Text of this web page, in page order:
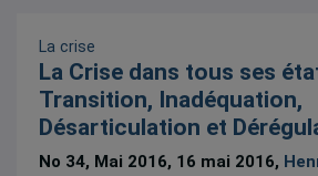
La crise
La Crise dans tous ses
Transition, Inadéquation,
Désarticulation et
No 34, Mai 2016, 16 mai 2016,